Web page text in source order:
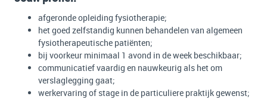
afgeronde opleiding fysiotherapie;
het goed zelfstandig kunnen behandelen van algemeen
fysiotherapeutische patiënten;
bij voorkeur minimaal 1 avond in de week beschikbaar;
communicatief vaardig en nauwkeurig als het om
verslaglegging gaat;
werkervaring of stage in de particuliere praktijk gewenst;